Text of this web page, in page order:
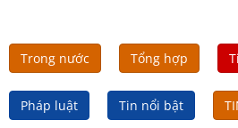
Trong nước Tổng hợp
Pháp luật Tin nổi bật